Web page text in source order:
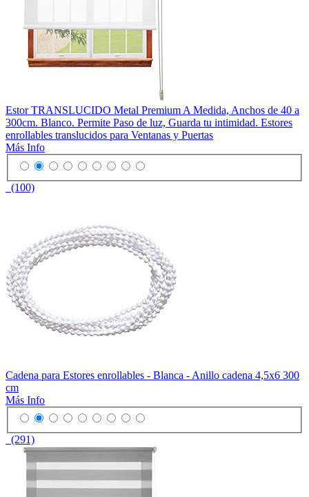
Estor TRANSLUCIDO Metal Premium A Medida, Anchos de 40 a
300cm. Blanco. Permite Paso de luz, Guarda tu intimidad. Estores
enrollables translucidos para Ventanas y Puertas
Más Info
(100)
Cadena para Estores enrollables - Blanca - Anillo cadena 4,5x6 300
cm
Más Info
(291)